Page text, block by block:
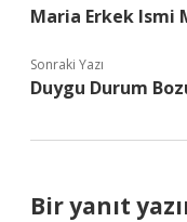
Maria Erkek Ismi
Sonraki Yazı
Duygu Durum
Bir yanıt